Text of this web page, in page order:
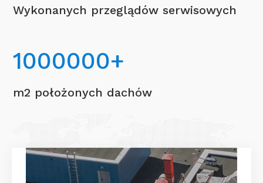
Wykonanych przeglądów serwisowych
1000000+
m2 położonych dachów